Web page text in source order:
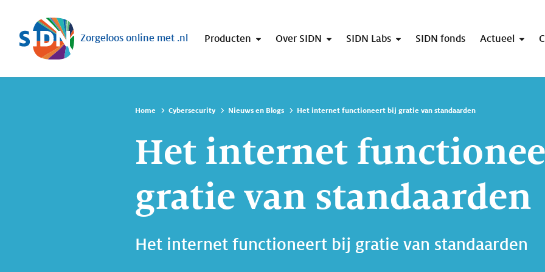
Sla navigatie over
Zorgeloos online met .nl Producten Over SIDN SIDN Labs SIDN fonds Actueel
Home Cybersecurity Nieuws en Blogs Het internet functioneert bij gratie van standaarden
Het internet
gratie van standaarden
Het internet functioneert bij gratie van standaarden